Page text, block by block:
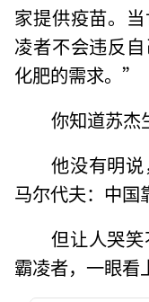
家提供疫苗。
凌者不会违反
化肥的需求。”
你知道苏杰
他没有明
马尔代夫：中国
但让人哭
霸凌者，一眼看